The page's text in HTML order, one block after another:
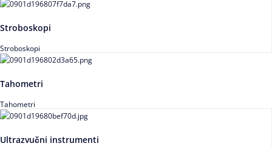
Stroboskopi
Stroboskopi
Tahometri
Tahometri
Ultrazvučni instrumenti